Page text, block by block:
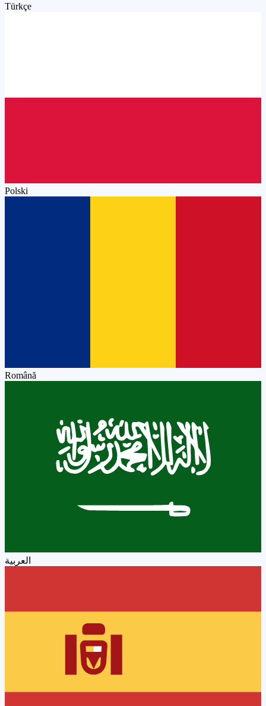
Türkçe
Polski
Română
العربية